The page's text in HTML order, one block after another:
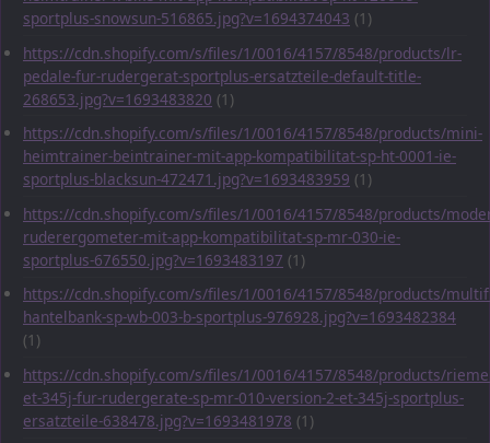
sportplus-snowsun-516865.jpg?v=1694374043 (1)
https://cdn.shopify.com/s/files/1/0016/4157/8548/products/lr-
pedale-fur-rudergerat-sportplus-ersatzteile-default-title-
268653.jpg?v=1693483820 (1)
https://cdn.shopify.com/s/files/1/0016/4157/8548/products/mini-
heimtrainer-beintrainer-mit-app-kompatibilitat-sp-ht-0001-ie-
sportplus-blacksun-472471.jpg?v=1693483959 (1)
https://cdn.shopify.com/s/files/1/0016/4157/8548/products/
ruderergometer-mit-app-kompatibilitat-sp-mr-030-ie-
sportplus-676550.jpg?v=1693483197 (1)
https://cdn.shopify.com/s/files/1/0016/4157/8548/products/
hantelbank-sp-wb-003-b-sportplus-976928.jpg?v=1693482384
(1)
https://cdn.shopify.com/s/files/1/0016/4157/8548/products/
et-345j-fur-rudergerate-sp-mr-010-version-2-et-345j-sportplus-
ersatzteile-638478.jpg?v=1693481978 (1)